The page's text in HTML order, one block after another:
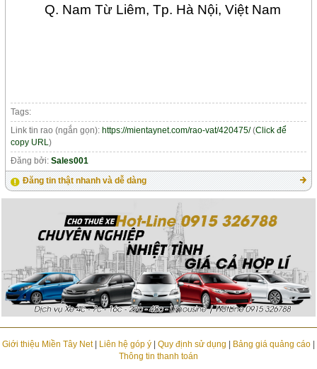
Q. Nam Từ Liêm, Tp. Hà Nội, Việt Nam
Tags:
Link tin rao (ngắn gọn): https://mientaynet.com/rao-vat/420475/(Click để
copy URL)
Đăng bởi:Sales001
Đăng tin thật nhanh và dễ dàng
Giới thiệu Miền Tây Net| Liên hệ góp ý| Quy định sử dụng Bảng giá quảng cáo|
Thông tin thanh toán